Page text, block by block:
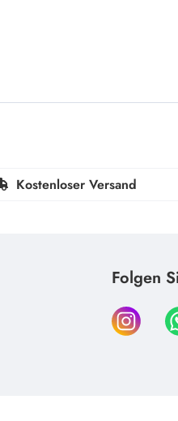
Kostenloser Versand
Folgen